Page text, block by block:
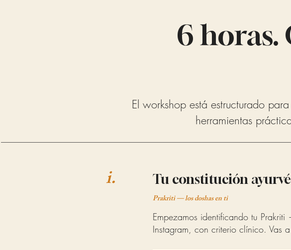
6 horas.
El workshop está estructurado
herramientas
i. Tu constitución
Prakriti — los doshas en ti
Empezamos identificando tu
Instagram, con criterio clínico. Vas